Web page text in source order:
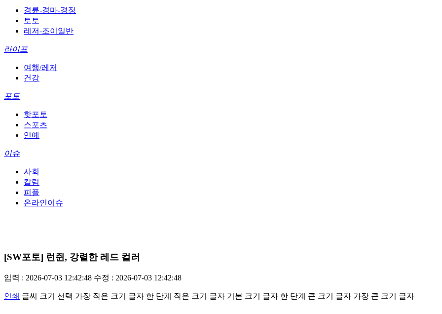
경륜-경마-경정
토토
레저-조이일반
라이프
여행/레저
건강
포토
핫포토
스포츠
연예
이슈
사회
칼럼
피플
온라인이슈
[SW포토] 런쥔, 강렬한 레드 컬러
입력 : 2026-07-03 12:42:48 수정 : 2026-07-03 12:42:48
인쇄 글씨 크기 선택 가장 작은 크기 글자 한 단계 작은 크기 글자 기본 크기 글자 한 단계 큰 크기 글자 가장 큰 크기 글자